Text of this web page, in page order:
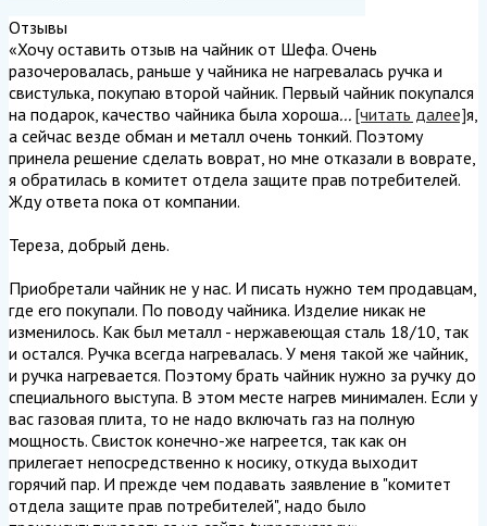
Отзывы
«Хочу оставить отзыв на чайник от Шефа. Очень
разочеровалась, раньше у чайника не нагревалась ручка и
свистулька, покупаю второй чайник. Первый чайник покупался
на подарок, качество чайника была хороша... [читать далее]я,
а сейчас везде обман и металл очень тонкий. Поэтому
принела решение сделать воврат, но мне отказали в воврате,
я обратилась в комитет отдела защите прав потребителей.
Жду ответа пока от компании.
Тереза, добрый день.
Приобретали чайник не у нас. И писать нужно тем продавцам,
где его покупали. По поводу чайника. Изделие никак не
изменилось. Как был металл - нержавеющая сталь 18/10, так
и остался. Ручка всегда нагревалась. У меня такой же чайник,
и ручка нагревается. Поэтому брать чайник нужно за ручку до
специального выступа. В этом месте нагрев минимален. Если у
вас газовая плита, то не надо включать газ на полную
мощность. Свисток конечно-же нагреется, так как он
прилегает непосредственно к носику, откуда выходит
горячий пар. И прежде чем подавать заявление в "комитет
отдела защите прав потребителей", надо было